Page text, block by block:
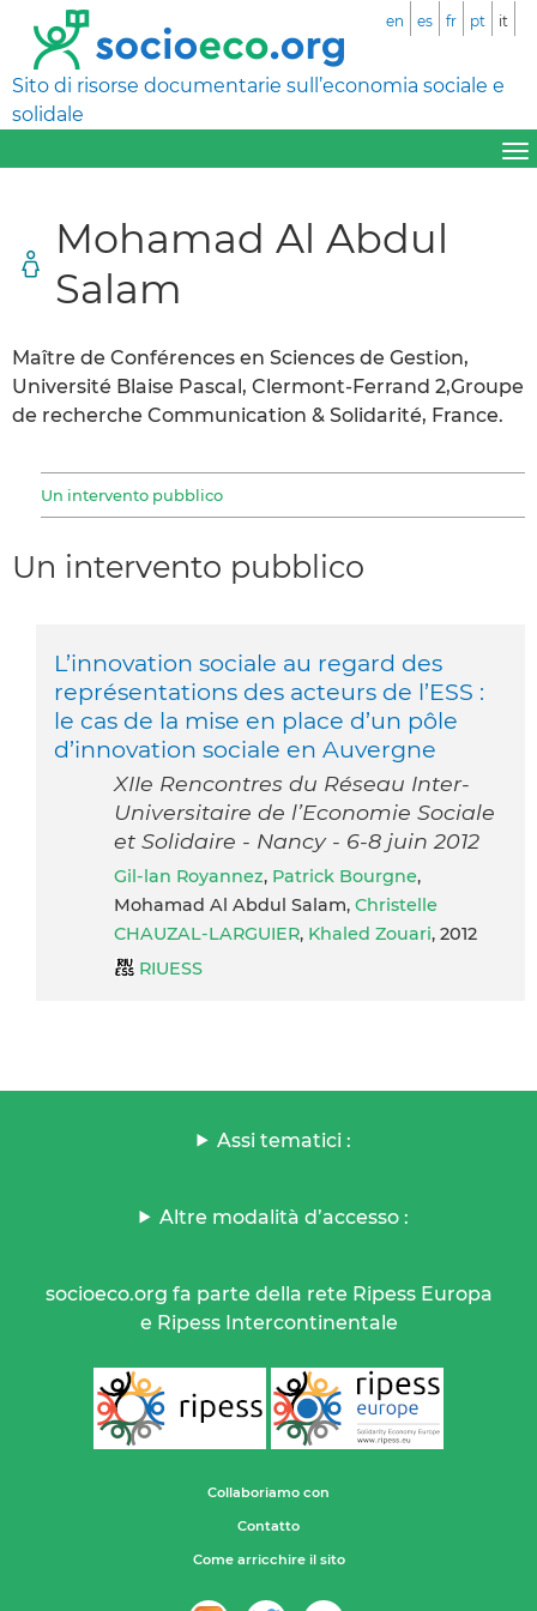
Sito di risorse documentarie sull’economia sociale e
solidale
en es fr pt it
Mohamad Al Abdul
Salam
Maître de Conférences en Sciences de Gestion,
Université Blaise Pascal, Clermont-Ferrand 2,Groupe
de recherche Communication & Solidarité, France.
Un intervento pubblico
Un intervento pubblico
L’innovation sociale au regard des
représentations des acteurs de l’ESS :
le cas de la mise en place d’un pôle
d’innovation sociale en Auvergne
XIIe Rencontres du Réseau Inter-
Universitaire de l’Economie Sociale
et Solidaire - Nancy - 6-8 juin 2012
Gil-lan Royannez, Patrick Bourgne,
Mohamad Al Abdul Salam, Christelle
CHAUZAL-LARGUIER, Khaled Zouari, 2012
RIUESS
Assi tematici :
Altre modalità d’accesso :
socioeco.org fa parte della rete Ripess Europa
e Ripess Intercontinentale
Collaboriamo con
Contatto
Come arricchire il sito